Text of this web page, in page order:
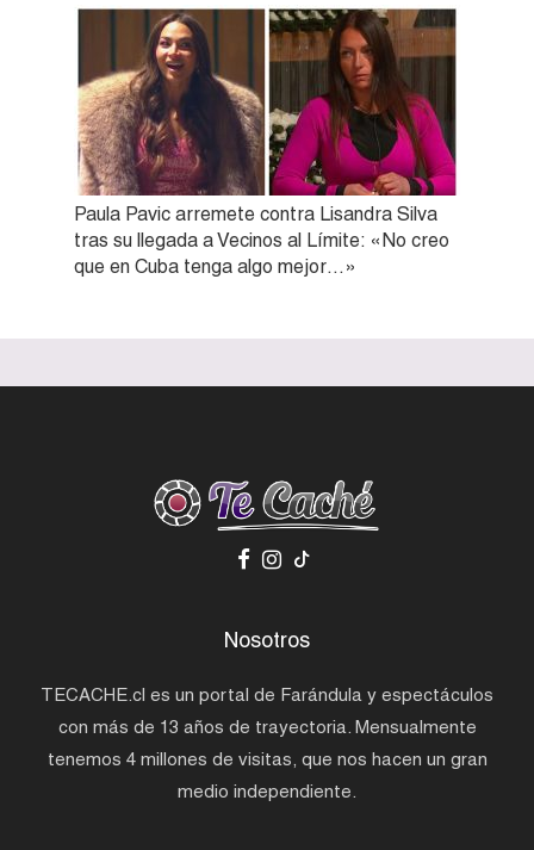
Paula Pavic arremete contra Lisandra Silva
tras su llegada a Vecinos al Límite: «No creo
que en Cuba tenga algo mejor…»
Nosotros
TECACHE.cl es un portal de Farándula y espectáculos
con más de 13 años de trayectoria. Mensualmente
tenemos 4 millones de visitas, que nos hacen un gran
medio independiente.